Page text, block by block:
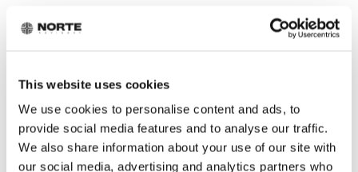
This website uses cookies
We use cookies to personalise content and ads, to
provide social media features and to analyse our traffic.
We also share information about your use of our site with
our social media, advertising and analytics partners who
PROFIILI 1
Kasvu- & Teknologiayhtiöt
↑ Moninkertainen tuotto-odotus